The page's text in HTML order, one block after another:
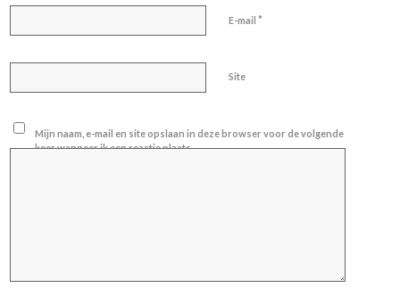
E-mail*
Site
Mijn naam, e-mail en site opslaan in deze browser voor de volgende
keer wanneer ik een reactie plaats.